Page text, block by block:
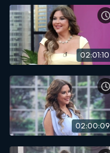
02:01:10
02:00:09